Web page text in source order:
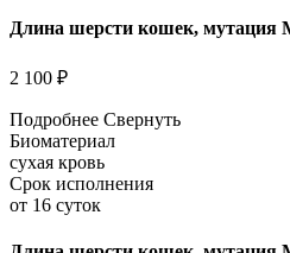
Длина шерсти кошек, мутация
2 100 ₽
Подробнее Свернуть
Биоматериал
сухая кровь
Срок исполнения
от 16 суток